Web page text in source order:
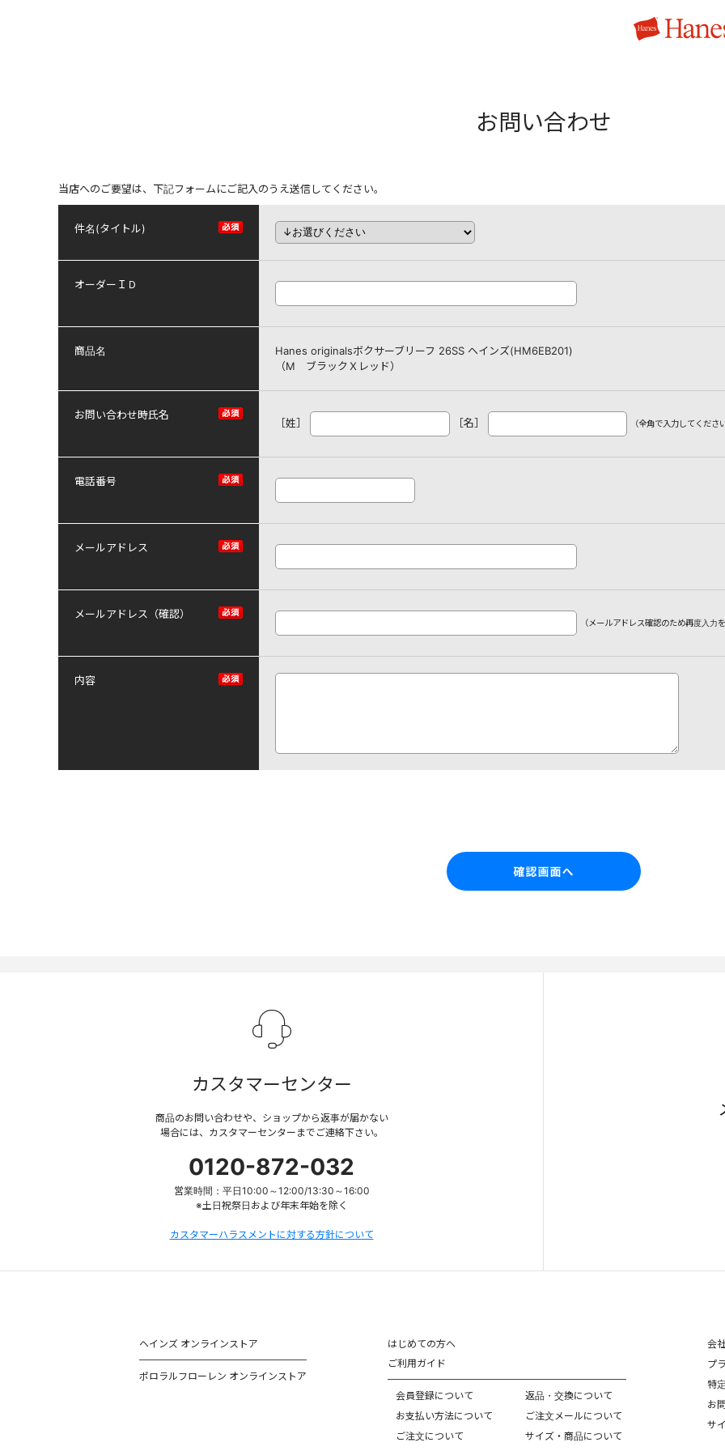
お問い合わせ
当店へのご要望は、下記フォームにご記入のうえ送信してください。
件名(タイトル)
オーダーＩＤ
商品名
Hanes originalsボクサーブリーフ 26SS ヘインズ(HM6EB201)
（M ブラックＸレッド）
お問い合わせ時氏名
［姓］ ［名］ （全角で入力してください
電話番号
メールアドレス
メールアドレス（確認）
（メールアドレス確認のため再度入力
内容
カスタマーセンター
商品のお問い合わせや、ショップから返事が届かない
場合には、カスタマーセンターまでご連絡下さい。
0120-872-032
営業時間：平日10:00～12:00/13:30～16:00
※土日祝祭日および年末年始を除く
カスタマーハラスメントに対する方針について
ヘインズ オンラインストア
ポロラルフローレン オンラインストア
はじめての方へ
ご利用ガイド
会員登録について
お支払い方法について
ご注文について
返品・交換について
ご注文メールについて
サイズ・商品について
会
プ
特
お
サ